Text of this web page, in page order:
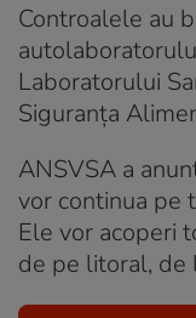
Controalele au
Laboratorului
Siguranța
ANSVSA a
vor continua pe
Ele vor acoperi
de pe litoral, de